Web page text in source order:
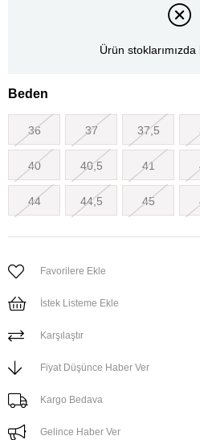
Ürün stoklarımızda
Beden
36 37 37,5
40 40,5 41
44 44,5 45
Favorilere Ekle
İstek Listeme Ekle
Karşılaştır
Fiyat Düşünce Haber Ver
Kargo Bedava
Gelince Haber Ver